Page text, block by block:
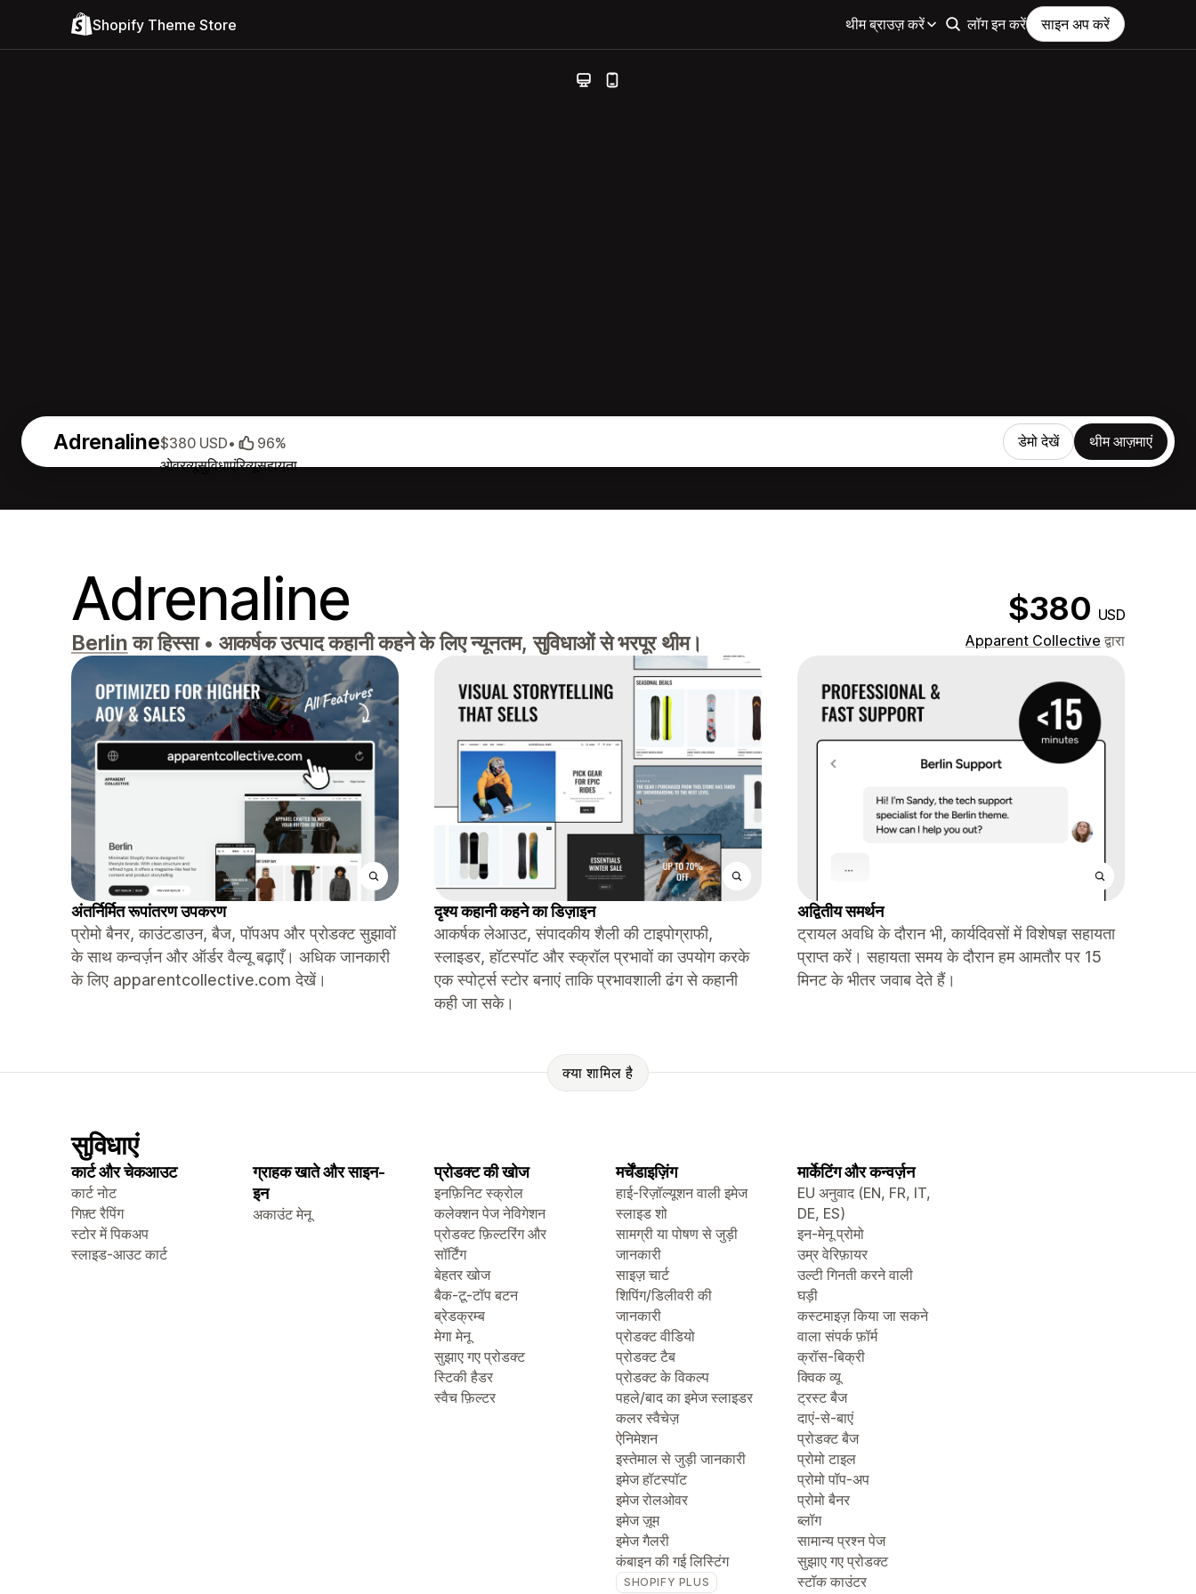
Shopify Theme Store थीम ब्राउज़ करें लॉग इन करें साइन अप करें
Adrenaline
ओवरव्यूसुविधाएंरिव्यूसहायता
$380 USD• 96% डेमो देखें थीम आज़माएं
Adrenaline $380 USD
Berlinका हिस्सा • आकर्षक उत्पाद कहानी कहने के लिए न्यूनतम, सुविधाओं से भरपूर थीम। Apparent Collective द्वारा
अंतर्निर्मित रूपांतरण उपकरण
प्रोमो बैनर, काउंटडाउन, बैज, पॉपअप और प्रोडक्ट सुझावों
के साथ कन्वर्ज़न और ऑर्डर वैल्यू बढ़ाएँ। अधिक जानकारी
के लिए apparentcollective.com देखें।
दृश्य कहानी कहने का डिज़ाइन
आकर्षक लेआउट, संपादकीय शैली की टाइपोग्राफी,
स्लाइडर, हॉटस्पॉट और स्क्रॉल प्रभावों का उपयोग करके
एक स्पोर्ट्स स्टोर बनाएं ताकि प्रभावशाली ढंग से कहानी
कही जा सके।
अद्वितीय समर्थन
ट्रायल अवधि के दौरान भी, कार्यदिवसों में विशेषज्ञ सहायता
प्राप्त करें। सहायता समय के दौरान हम आमतौर पर 15
मिनट के भीतर जवाब देते हैं।
क्या शामिल है
सुविधाएं
कार्ट और चेकआउट
कार्ट नोट
गिफ़्ट रैपिंग
स्टोर में पिकअप
स्लाइड-आउट कार्ट
ग्राहक खाते और साइन-
इन
अकाउंट मेनू
प्रोडक्ट की खोज
इनफ़िनिट स्क्रोल
कलेक्शन पेज नेविगेशन
प्रोडक्ट फ़िल्टरिंग और
सॉर्टिंग
बेहतर खोज
बैक-टू-टॉप बटन
ब्रेडक्रम्ब
मेगा मेनू
सुझाए गए प्रोडक्ट
स्टिकी हैडर
स्वैच फ़िल्टर
मर्चेंडाइज़िंग
हाई-रिज़ॉल्यूशन वाली इमेज
स्लाइड शो
सामग्री या पोषण से जुड़ी
जानकारी
साइज़ चार्ट
शिपिंग/डिलीवरी की
जानकारी
प्रोडक्ट वीडियो
प्रोडक्ट टैब
प्रोडक्ट के विकल्प
पहले/बाद का इमेज स्लाइडर
कलर स्वैचेज़
ऐनिमेशन
इस्तेमाल से जुड़ी जानकारी
इमेज हॉटस्पॉट
इमेज रोलओवर
इमेज ज़ूम
इमेज गैलरी
कंबाइन की गई लिस्टिंग
SHOPIFY PLUS
मार्केटिंग और कन्वर्ज़न
EU अनुवाद (EN, FR, IT,
DE, ES)
इन-मेनू प्रोमो
उम्र वेरिफ़ायर
उल्टी गिनती करने वाली
घड़ी
कस्टमाइज़ किया जा सकने
वाला संपर्क फ़ॉर्म
क्रॉस-बिक्री
क्विक व्यू
ट्रस्ट बैज
दाएं-से-बाएं
प्रोडक्ट बैज
प्रोमो टाइल
प्रोमो पॉप-अप
प्रोमो बैनर
ब्लॉग
सामान्य प्रश्न पेज
सुझाए गए प्रोडक्ट
स्टॉक काउंटर